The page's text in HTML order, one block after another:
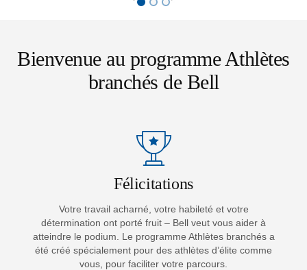
Bienvenue au programme Athlètes
branchés de Bell
Félicitations
Votre travail acharné, votre habileté et votre
détermination ont porté fruit – Bell veut vous aider à
atteindre le podium. Le programme Athlètes branchés a
été créé spécialement pour des athlètes d’élite comme
vous, pour faciliter votre parcours.